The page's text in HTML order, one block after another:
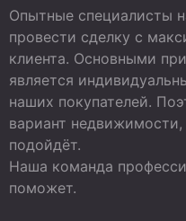
Опытные специалисты
провести сделку с
клиента. Основными
является
наших покупателей.
вариант
подойдёт.
Наша команда
поможет.